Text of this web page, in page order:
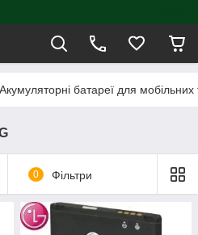
Акумуляторні батареї для
0 Фільтри